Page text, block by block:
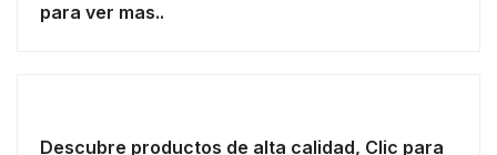
para ver mas..
Descubre productos de alta calidad, Clic para